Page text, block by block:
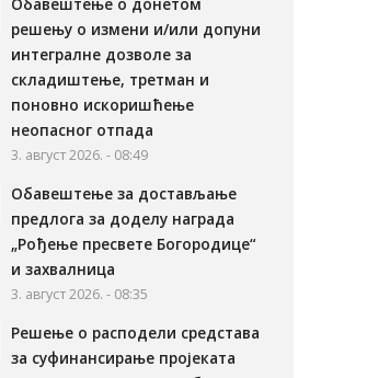
решењу о измени и/или допуни
интегралне дозволе за
складиштење, третман и
поновно искоришћење
неопасног отпада
3. август 2026. - 08:49
Обавештење за достављање
предлога за доделу награда
„Рођење пресвете Богородице“
и захвалница
3. август 2026. - 08:35
Решење о расподели средстава
за суфинансирање пројеката